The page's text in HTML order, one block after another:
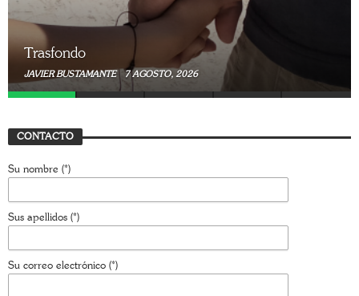
Trasfondo
JAVIER BUSTAMANTE 7 AGOSTO, 2026
CONTACTO
Su nombre (*)
Sus apellidos (*)
Su correo electrónico (*)